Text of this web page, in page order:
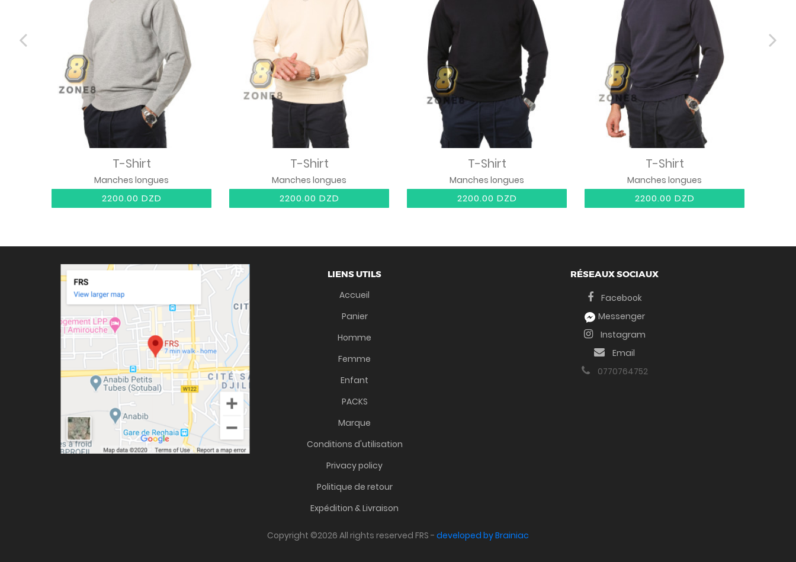
T-Shirt
Manches longues
2200.00 DZD
T-Shirt
Manches longues
2200.00 DZD
T-Shirt
Manches longues
2200.00 DZD
T-Shirt
Manches longues
2200.00 DZD
LIENS UTILS
Accueil
Panier
Homme
Femme
Enfant
PACKS
Marque
Conditions d'utilisation
Privacy policy
Politique de retour
Expédition & Livraison
RÉSEAUX SOCIAUX
Facebook
Messenger
Instagram
Email
0770764752
Copyright ©2026 All rights reserved FRS - developed by Brainiac